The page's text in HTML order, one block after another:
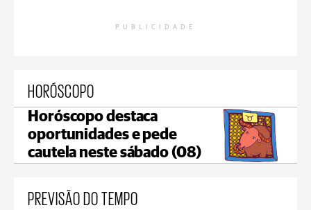
PUBLICIDADE
HORÓSCOPO
Horóscopo destaca
oportunidades e pede
cautela neste sábado (08)
PREVISÃO DO TEMPO